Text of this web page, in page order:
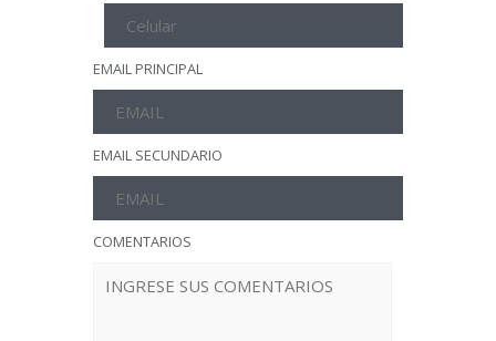
EMAIL PRINCIPAL
EMAIL SECUNDARIO
COMENTARIOS